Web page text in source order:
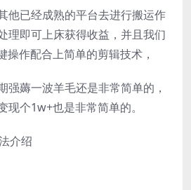
他已经成熟的平台去进行搬运作
理即可上床获得收益，并且我们
操作配合上简单的剪辑技术，
强薅一波羊毛还是非常简单的，
现个1w+也是非常简单的。
介绍